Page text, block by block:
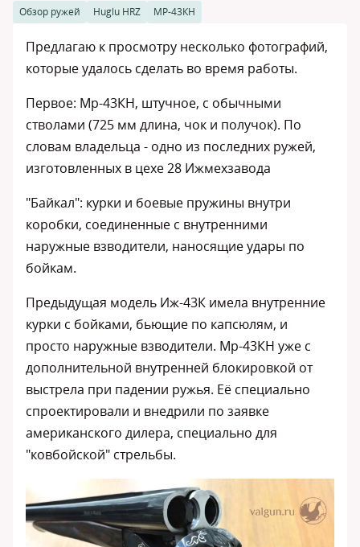
Предлагаю к просмотру несколько фотографий,
которые удалось сделать во время работы.
Первое: Мр-43КН, штучное, с обычными
стволами (725 мм длина, чок и получок). По
словам владельца - одно из последних ружей,
изготовленных в цехе 28 Ижмехзавода
"Байкал": курки и боевые пружины внутри
коробки, соединенные с внутренними
наружные взводители, наносящие удары по
бойкам.
Предыдущая модель Иж-43К имела внутренние
курки с бойками, бьющие по капсюлям, и
просто наружные взводители. Мр-43КН уже с
дополнительной внутренней блокировкой от
выстрела при падении ружья. Её специально
спроектировали и внедрили по заявке
американского дилера, специально для
"ковбойской" стрельбы.
Обзор ружей Huglu HRZ МР-43КН